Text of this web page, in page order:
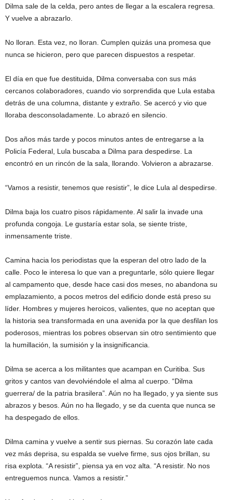
Dilma sale de la celda, pero antes de llegar a la escalera regresa.
Y vuelve a abrazarlo.
No lloran. Esta vez, no lloran. Cumplen quizás una promesa que
nunca se hicieron, pero que parecen dispuestos a respetar.
El día en que fue destituida, Dilma conversaba con sus más
cercanos colaboradores, cuando vio sorprendida que Lula estaba
detrás de una columna, distante y extraño. Se acercó y vio que
lloraba desconsoladamente. Lo abrazó en silencio.
Dos años más tarde y pocos minutos antes de entregarse a la
Policía Federal, Lula buscaba a Dilma para despedirse. La
encontró en un rincón de la sala, llorando. Volvieron a abrazarse.
“Vamos a resistir, tenemos que resistir”, le dice Lula al despedirse.
Dilma baja los cuatro pisos rápidamente. Al salir la invade una
profunda congoja. Le gustaría estar sola, se siente triste,
inmensamente triste.
Camina hacia los periodistas que la esperan del otro lado de la
calle. Poco le interesa lo que van a preguntarle, sólo quiere llegar
al campamento que, desde hace casi dos meses, no abandona su
emplazamiento, a pocos metros del edificio donde está preso su
líder. Hombres y mujeres heroicos, valientes, que no aceptan que
la historia sea transformada en una avenida por la que desfilan los
poderosos, mientras los pobres observan sin otro sentimiento que
la humillación, la sumisión y la insignificancia.
Dilma se acerca a los militantes que acampan en Curitiba. Sus
gritos y cantos van devolviéndole el alma al cuerpo. “Dilma
guerrera/ de la patria brasilera”. Aún no ha llegado, y ya siente sus
abrazos y besos. Aún no ha llegado, y se da cuenta que nunca se
ha despegado de ellos.
Dilma camina y vuelve a sentir sus piernas. Su corazón late cada
vez más deprisa, su espalda se vuelve firme, sus ojos brillan, su
risa explota. “A resistir”, piensa ya en voz alta. “A resistir. No nos
entreguemos nunca. Vamos a resistir.”